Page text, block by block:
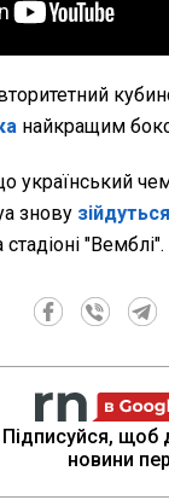
найкращим
український
знову
"Вемблі".
Підписуйся, щоб
новини